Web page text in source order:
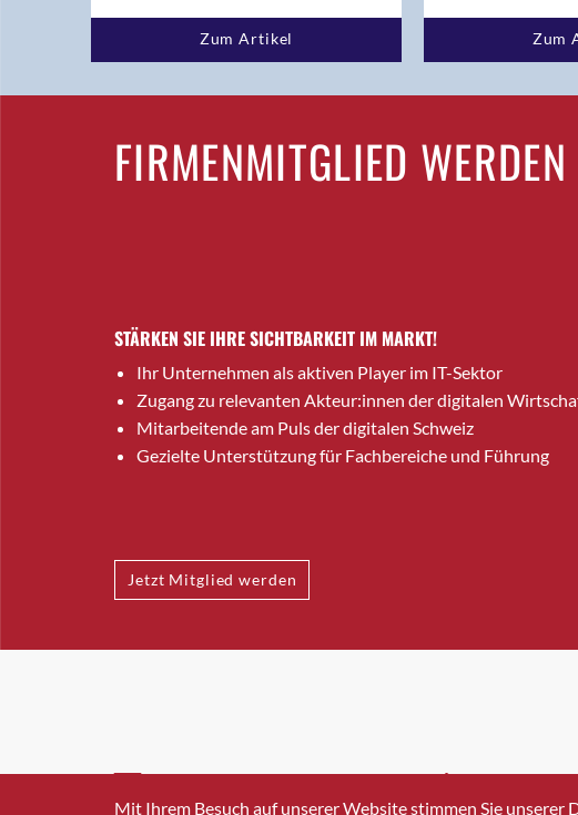
Zum Artikel Zum
FIRMENMITGLIED WERDEN
STÄRKEN SIE IHRE SICHTBARKEIT IM MARKT!
Ihr Unternehmen als aktiven Player im IT-Sektor
Zugang zu relevanten Akteur:innen der digitalen
Mitarbeitende am Puls der digitalen Schweiz
Gezielte Unterstützung für Fachbereiche und Führung
Jetzt Mitglied werden
INFO@SWISSICT.CH +41 43 336 40
Mit Ihrem Besuch auf unserer Website stimmen Sie